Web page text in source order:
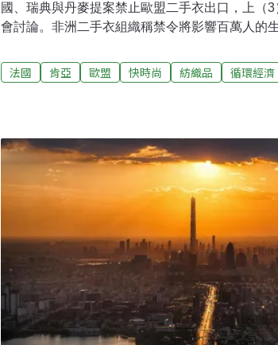
國、瑞典與丹麥提案禁止歐盟二手衣出口，上（
會討論。非洲二手衣組織稱禁令將影響百萬人的
棄衣物何處去？根據歐洲環境署（EEA）2023年
口在20年間提高了2倍，2019年達170萬噸，其中
手提議以《巴塞爾公約》（Basel Convention）
求出口前應先取得進口國的同意。《巴塞爾公約
國轉移的聯合國公約，特別針對先進國家將廢棄
法國 肯亞 歐盟 快時尚 紡織品 循環經濟